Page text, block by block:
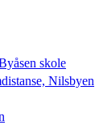
skole
Nilsbyen